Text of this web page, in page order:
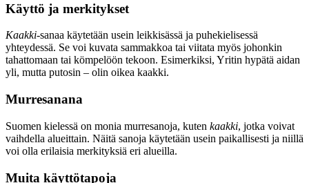
Käyttö ja merkitykset
Kaakki-sanaa käytetään usein leikkisässä ja puhekielisessä
yhteydessä. Se voi kuvata sammakkoa tai viitata myös johonkin
tahattomaan tai kömpelöön tekoon. Esimerkiksi, Yritin hypätä aidan
yli, mutta putosin – olin oikea kaakki.
Murresanana
Suomen kielessä on monia murresanoja, kuten kaakki, jotka voivat
vaihdella alueittain. Näitä sanoja käytetään usein paikallisesti ja niillä
voi olla erilaisia merkityksiä eri alueilla.
Muita käyttötapoja